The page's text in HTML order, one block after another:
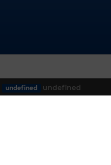
undefined undefined